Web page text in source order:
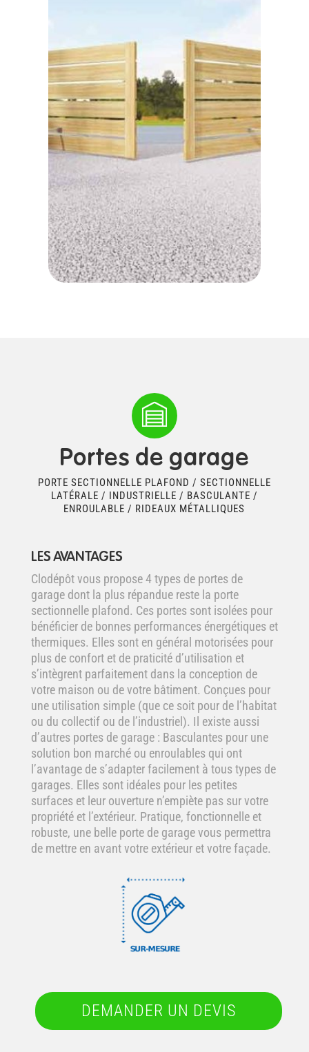
Portes de garage
PORTE SECTIONNELLE PLAFOND / SECTIONNELLE
LATÉRALE / INDUSTRIELLE / BASCULANTE /
ENROULABLE / RIDEAUX MÉTALLIQUES
LES AVANTAGES
Clodépôt vous propose 4 types de portes de
garage dont la plus répandue reste la porte
sectionnelle plafond. Ces portes sont isolées pour
bénéficier de bonnes performances énergétiques et
thermiques. Elles sont en général motorisées pour
plus de confort et de praticité d’utilisation et
s’intègrent parfaitement dans la conception de
votre maison ou de votre bâtiment. Conçues pour
une utilisation simple (que ce soit pour de l’habitat
ou du collectif ou de l’industriel). Il existe aussi
d’autres portes de garage : Basculantes pour une
solution bon marché ou enroulables qui ont
l’avantage de s’adapter facilement à tous types de
garages. Elles sont idéales pour les petites
surfaces et leur ouverture n’empiète pas sur votre
propriété et l’extérieur. Pratique, fonctionnelle et
robuste, une belle porte de garage vous permettra
de mettre en avant votre extérieur et votre façade.
DEMANDER UN DEVIS